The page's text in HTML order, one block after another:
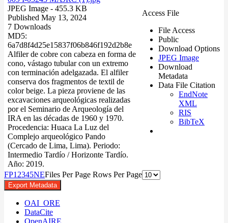
JPEG Image - 455.3 KB
Published May 13, 2024
7 Downloads
MD5:
6a7d8f4d25e15837f06b846f192d2b8e
Alfiler de cobre con cabeza en forma de
cono, vástago tubular con un extremo
con terminación adelgazada. El alfiler
conserva dos fragmentos de textil de
color beige. La pieza proviene de las
excavaciones arqueológicas realizadas
por el Seminario de Arqueología del
IRA en las décadas de 1960 y 1970.
Procedencia: Huaca La Luz del
Complejo arqueológico Pando
(Cercado de Lima, Lima). Periodo:
Intermedio Tardío / Horizonte Tardío.
Año: 2019.
Access File
File Access
Public
Download Options
JPEG Image
Download
Metadata
Data File Citation
EndNote
XML
RIS
BibTeX
FP1 2345NEFiles Per Page Rows Per Page
Export Metadata
OAI_ORE
DataCite
OpenAIRE